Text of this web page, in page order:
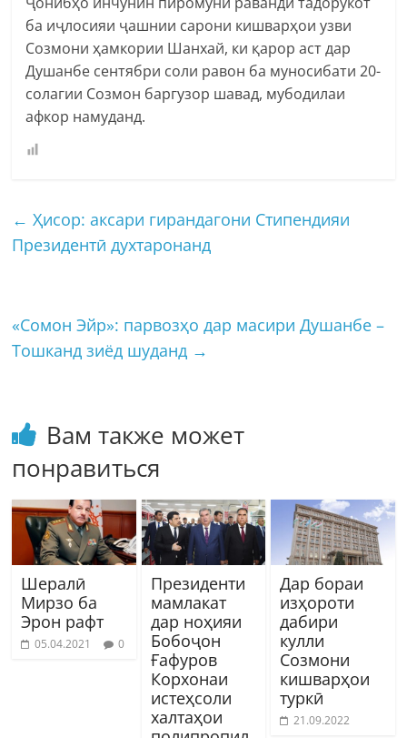
ба иҷлосияи ҷашнии сарони кишварҳои узви
Созмони ҳамкории Шанхай, ки қарор аст дар
Душанбе сентябри соли равон ба муносибати 20-
солагии Созмон баргузор шавад, мубодилаи
афкор намуданд.
← Ҳисор: аксари гирандагони Стипендияи
Президентӣ духтаронанд
«Сомон Эйр»: парвозҳо дар масири Душанбе –
Тошканд зиёд шуданд →
Вам также может
понравиться
Шералӣ
Мирзо ба
Эрон рафт
05.04.2021 0
Президенти
мамлакат
дар ноҳияи
Бобоҷон
Ғафуров
Корхонаи
истеҳсоли
халтаҳои
Дар бораи
изҳороти
дабири
кулли
Созмони
кишварҳои
туркӣ
21.09.2022